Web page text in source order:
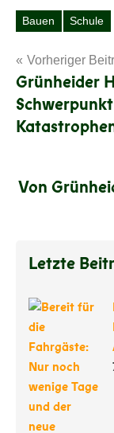
Schlagwörter
Bauen Schule
Vorheriger
Grünheider
Von
Letzte